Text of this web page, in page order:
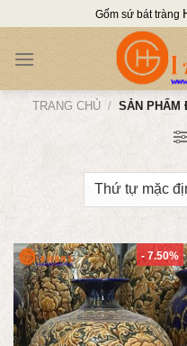
content
Gốm sứ bát tràng
TRANG CHỦ / SẢN PHẨM
- 7.50%